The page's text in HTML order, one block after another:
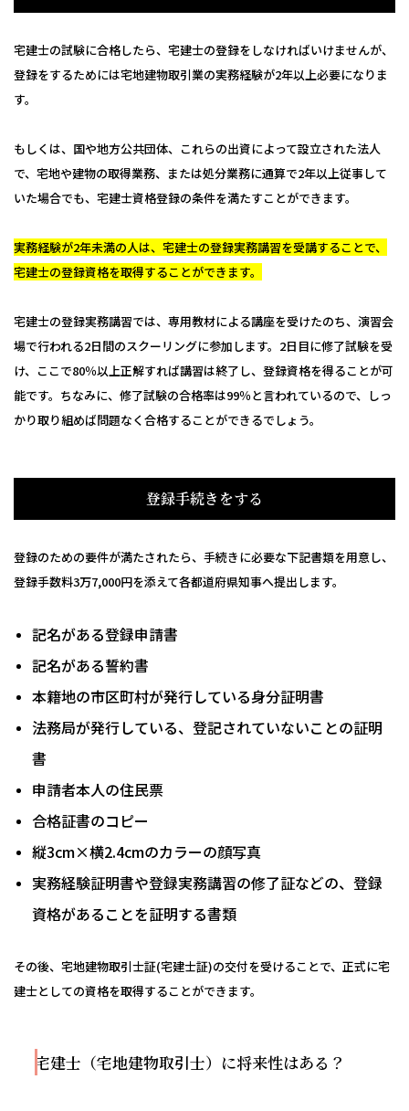
宅建士の試験に合格したら、宅建士の登録をしなければいけませんが、
登録をするためには宅地建物取引業の実務経験が2年以上必要になりま
す。
もしくは、国や地方公共団体、これらの出資によって設立された法人
で、宅地や建物の取得業務、または処分業務に通算で2年以上従事して
いた場合でも、宅建士資格登録の条件を満たすことができます。
実務経験が2年未満の人は、宅建士の登録実務講習を受講することで、
宅建士の登録資格を取得することができます。
宅建士の登録実務講習では、専用教材による講座を受けたのち、演習会
場で行われる2日間のスクーリングに参加します。2日目に修了試験を受
け、ここで80％以上正解すれば講習は終了し、登録資格を得ることが可
能です。ちなみに、修了試験の合格率は99％と言われているので、しっ
かり取り組めば問題なく合格することができるでしょう。
登録手続きをする
登録のための要件が満たされたら、手続きに必要な下記書類を用意し、
登録手数料3万7,000円を添えて各都道府県知事へ提出します。
記名がある登録申請書
記名がある誓約書
本籍地の市区町村が発行している身分証明書
法務局が発行している、登記されていないことの証明
書
申請者本人の住民票
合格証書のコピー
縦3cm×横2.4cmのカラーの顔写真
実務経験証明書や登録実務講習の修了証などの、登録
資格があることを証明する書類
その後、宅地建物取引士証(宅建士証)の交付を受けることで、正式に宅
建士としての資格を取得することができます。
宅建士（宅地建物取引士）に将来性はある？